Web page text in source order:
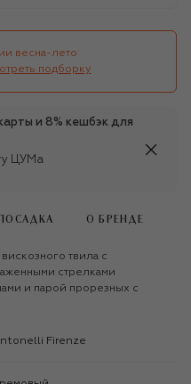
весна-лето
подборку
и 8% кешбэк для
ЦУМа
О БРЕНДЕ
твила с
стрелками
и парой прорезных с
Antonelli Firenze